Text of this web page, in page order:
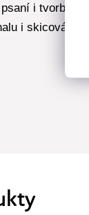
i tvorbě
i skicování.